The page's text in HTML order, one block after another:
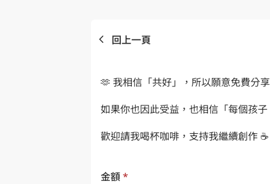
回上一頁
🫶 我相信「共好」，所以願意免費分
如果你也因此受益，也相信「每個孩子
歡迎請我喝杯咖啡，支持我繼續創作 ☕
金額*